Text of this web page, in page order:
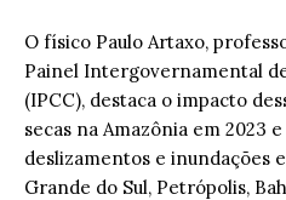
O físico Paulo Artaxo,
Painel Intergovernamental
(IPCC), destaca o impacto
secas na Amazônia em 2023
deslizamentos e inundações
Grande do Sul, Petrópolis,